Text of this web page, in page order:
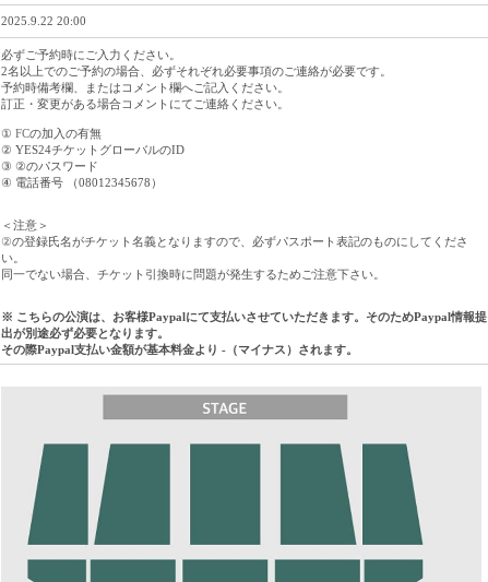
2025.9.22 20:00
必ずご予約時にご入力ください。
2名以上でのご予約の場合、必ずそれぞれ必要事項のご連絡が必要です。
予約時備考欄、またはコメント欄へご記入ください。
訂正・変更がある場合コメントにてご連絡ください。
① FCの加入の有無
② YES24チケットグローバルのID
③ ②のパスワード
④ 電話番号 （08012345678）
＜注意＞
②の登録氏名がチケット名義となりますので、必ずパスポート表記のものにしてくださ
い。
同一でない場合、チケット引換時に問題が発生するためご注意下さい。
※ こちらの公演は、お客様Paypalにて支払いさせていただきます。そのためPaypal情報提
出が別途必ず必要となります。
その際Paypal支払い金額が基本料金より -（マイナス）されます。